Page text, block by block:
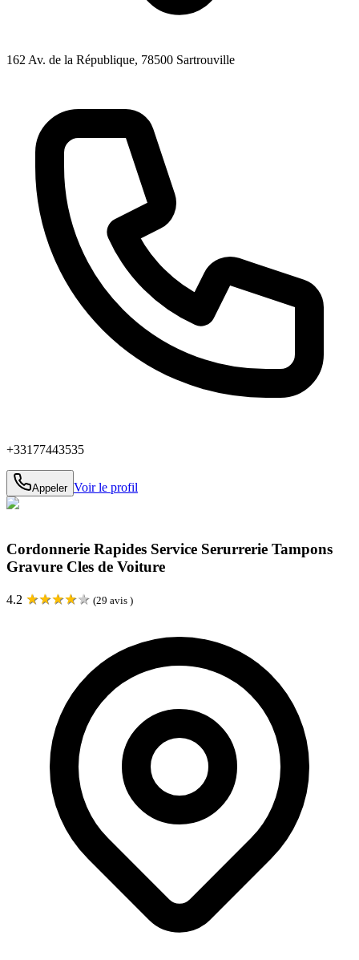
162 Av. de la République, 78500 Sartrouville
+33177443535
Appeler Voir le profil
Cordonnerie Rapides Service Serurrerie Tampons
Gravure Cles de Voiture
4.2 ★★★★★ (29 avis )